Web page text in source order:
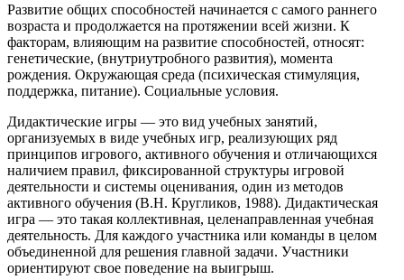
Развитие общих способностей начинается с самого раннего
возраста и продолжается на протяжении всей жизни. К
факторам, влияющим на развитие способностей, относят:
генетические, (внутриутробного развития), момента
рождения. Окружающая среда (психическая стимуляция,
поддержка, питание). Социальные условия.
Дидактические игры — это вид учебных занятий,
организуемых в виде учебных игр, реализующих ряд
принципов игрового, активного обучения и отличающихся
наличием правил, фиксированной структуры игровой
деятельности и системы оценивания, один из методов
активного обучения (В.Н. Кругликов, 1988). Дидактическая
игра — это такая коллективная, целенаправленная учебная
деятельность. Для каждого участника или команды в целом
объединенной для решения главной задачи. Участники
ориентируют свое поведение на выигрыш.